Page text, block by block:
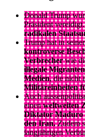
Donald Trump
Präsident
radikalen
Trump hat in
kontroverse
Verbrecherwie
illegale Migranten
Medien, die nicht
Militäreinheiten
Auch
einenweltweiten
Diktator Maduro
den Iran.Zudem
langjährigen